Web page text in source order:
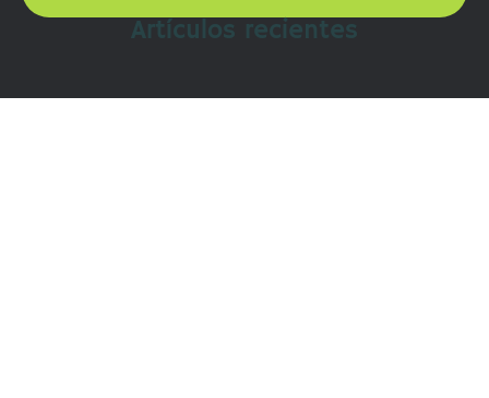
Artículos recientes